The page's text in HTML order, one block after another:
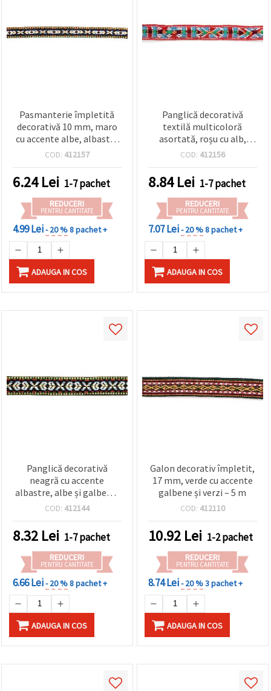
Pasmanterie împletită
decorativă 10 mm, maro
cu accente albe, albastre
și galbene - 5 metri
COD: 412157
6.24Lei 1-7 pachet
REDUCERI
PENTRU CANTITATE
4.99 Lei- 20 %8 pachet +
ADAUGA IN COS
Panglică decorativă
textilă multicoloră
asortată, roșu cu alb,
portocaliu, verde și
5 metri
COD: 412156
8.84Lei 1-7 pachet
REDUCERI
PENTRU CANTITATE
7.07 Lei- 20 %8 pachet +
ADAUGA IN COS
Panglică decorativă
neagră cu accente
albastre, albe și galbene,
pentru accesorii DIY și
COD: 412144
8.32 Lei 1-7 pachet
REDUCERI
PENTRU CANTITATE
6.66 Lei- 20 %8 pachet +
ADAUGA IN COS
Galon decorativ împletit,
17 mm, verde cu accente
galbene și verzi – 5 m
COD: 412110
10.92 Lei 1-2 pachet
REDUCERI
PENTRU CANTITATE
8.74 Lei- 20 %3 pachet +
ADAUGA IN COS